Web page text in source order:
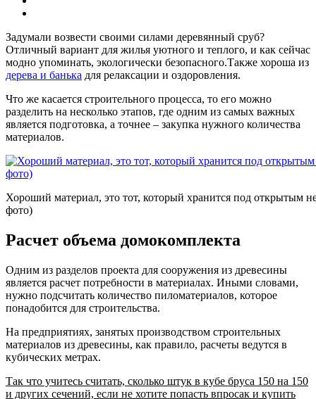
Задумали возвести своими силами деревянный сруб?
Отличный вариант для жилья уютного и теплого, и как сейчас
модно упоминать, экологически безопасного.Также хороша из
дерева и банька для релаксации и оздоровления.
Что же касается строительного процесса, то его можно
разделить на несколько этапов, где одним из самых важных
является подготовка, а точнее – закупка нужного количества
материалов.
Хороший материал, это тот, который хранится под открытым
фото)
Расчет объема домокомплекта
Одним из разделов проекта для сооружения из древесины
является расчет потребности в материалах. Иными словами,
нужно подсчитать количество пиломатериалов, которое
понадобится для строительства.
На предприятиях, занятых производством строительных
материалов из древесины, как правило, расчеты ведутся в
кубических метрах.
Так что учитесь считать, сколько штук в кубе бруса 150 на 150
и других сечений, если не хотите попасть впросак и купить